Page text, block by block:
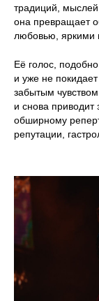
традиций,
она превращает
любовью, яркими
Её голос,
и уже не
забытым
и снова приводит
обширному
репутации,